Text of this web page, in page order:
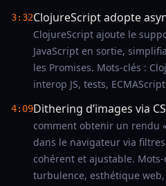
3:32ClojureScript adopte
ClojureScript ajoute le
JavaScript en sortie,
les Promises. Mots-clés :
interop JS, tests,
4:09Dithering d’images via
comment obtenir un rendu
dans le navigateur via filtres
cohérent et ajustable. Mots-
turbulence, esthétique